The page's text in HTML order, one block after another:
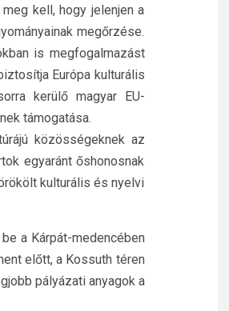
kell, hogy jelenjen a
megőrzése.
is megfogalmazást
Európa kulturális
kerülő magyar EU-
támogatása.
közösségeknek az
egyaránt őshonosnak
kulturális és nyelvi
a Kárpát-medencében
előtt, a Kossuth téren
pályázati anyagok a